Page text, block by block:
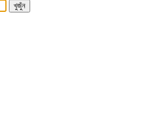
খুজুঁন